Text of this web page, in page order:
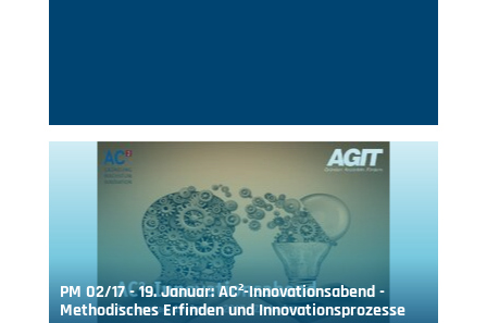
PM 02/17 - 19. Januar: AC²-Innovationsabend -
Methodisches Erfinden und Innovationsprozesse